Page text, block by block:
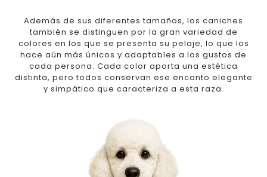
Además de sus diferentes tamaños, los caniches
también se distinguen por la gran variedad de
colores en los que se presenta su pelaje, lo que los
hace aún más únicos y adaptables a los gustos de
cada persona. Cada color aporta una estética
distinta, pero todos conservan ese encanto elegante
y simpático que caracteriza a esta raza.